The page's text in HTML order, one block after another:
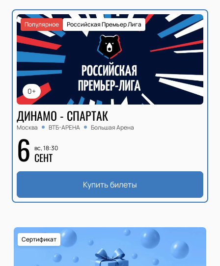
0+
Российская Премьер Лига
Популярное
ДИНАМО - СПАРТАК
Москва ВТБ-АРЕНА Большая Арена
6 вс, 18:30
СЕНТ
Купить билеты
Сертификат